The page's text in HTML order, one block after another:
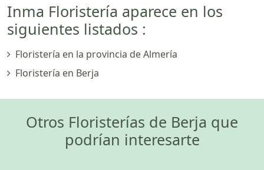
Inma Floristería aparece en los
siguientes listados :
Floristería en la provincia de Almería
Floristería en Berja
Otros Floristerías de Berja que
podrían interesarte